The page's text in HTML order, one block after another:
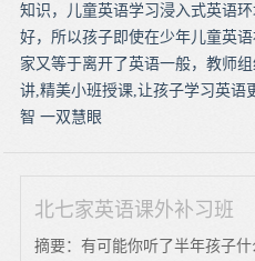
知识，儿童英语学习浸入式英语
好，所以孩子即使在少年儿童英
家又等于离开了英语一般，教师
讲,精美小班授课,让孩子学习英语
智 一双慧眼
北七家英语课外补习班
摘要：有可能你听了半年孩子